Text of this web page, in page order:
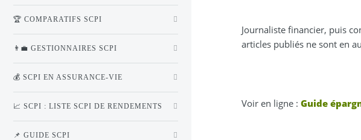
Journaliste financier, puis
articles publiés ne sont en
Voir en ligne :Guide
🏆 COMPARATIFS SCPI
👨‍💼 GESTIONNAIRES SCPI
💰 SCPI EN ASSURANCE-VIE
📈 SCPI : LISTE SCPI DE RENDEMENTS
📌 GUIDE SCPI